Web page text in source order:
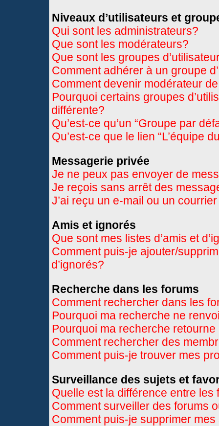
Niveaux d’utilisateurs et
Qui sont les administrateurs?
Que sont les modérateurs?
Que sont les groupes
Comment adhérer à un groupe
Comment devenir modérateur
Pourquoi certains groupes
différente?
Qu’est-ce qu’un “Groupe par
Qu’est-ce que le lien “L’équipe
Messagerie privée
Je ne peux pas envoyer de
Je reçois sans arrêt des
J’ai reçu un e-mail ou un
Amis et ignorés
Que sont mes listes d’amis et
Comment puis-je ajouter/
d’ignorés?
Recherche dans les forums
Comment rechercher dans les
Pourquoi ma recherche ne
Pourquoi ma recherche
Comment rechercher des
Comment puis-je trouver mes
Surveillance des sujets et
Quelle est la différence entre
Comment surveiller des forums
Comment puis-je supprimer